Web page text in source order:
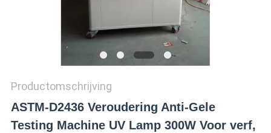
Productomschrijving
ASTM-D2436 Veroudering Anti-Gele
Testing Machine UV Lamp 300W Voor verf,